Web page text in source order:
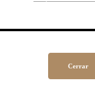
Cerrar